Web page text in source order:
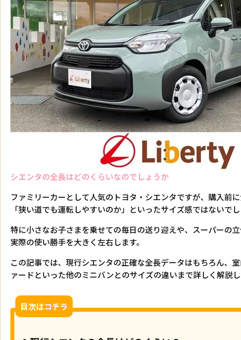
シエンタの全長はどのくらいなのでしょうか
ファミリーカーとして人気のトヨタ・シエンタですが、購入前
「狭い道でも運転しやすいのか」といったサイズ感ではないでし
特に小さなお子さまを乗せての毎日の送り迎えや、スーパーの
実際の使い勝手を大きく左右します。
この記事では、現行シエンタの正確な全長データはもちろん、
ァードといった他のミニバンとのサイズの違いまで詳しく解説し
目次はコチラ